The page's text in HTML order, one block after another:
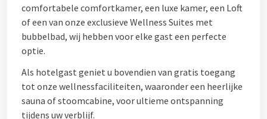
comfortabele comfortkamer, een luxe kamer, een Loft
of een van onze exclusieve Wellness Suites met
bubbelbad, wij hebben voor elke gast een perfecte
optie.
Als hotelgast geniet u bovendien van gratis toegang
tot onze wellnessfaciliteiten, waaronder een heerlijke
sauna of stoomcabine, voor ultieme ontspanning
tijdens uw verblijf.